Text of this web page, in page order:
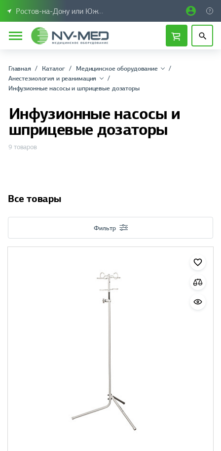
Ростов-на-Дону или Южный Федеральный округ
Главная Каталог
Медицинское оборудование
Анестезиология и реанимация
Инфузионные насосы и шприцевые дозаторы
Инфузионные насосы и
шприцевые дозаторы
9 товаров
Все товары
Фильтр